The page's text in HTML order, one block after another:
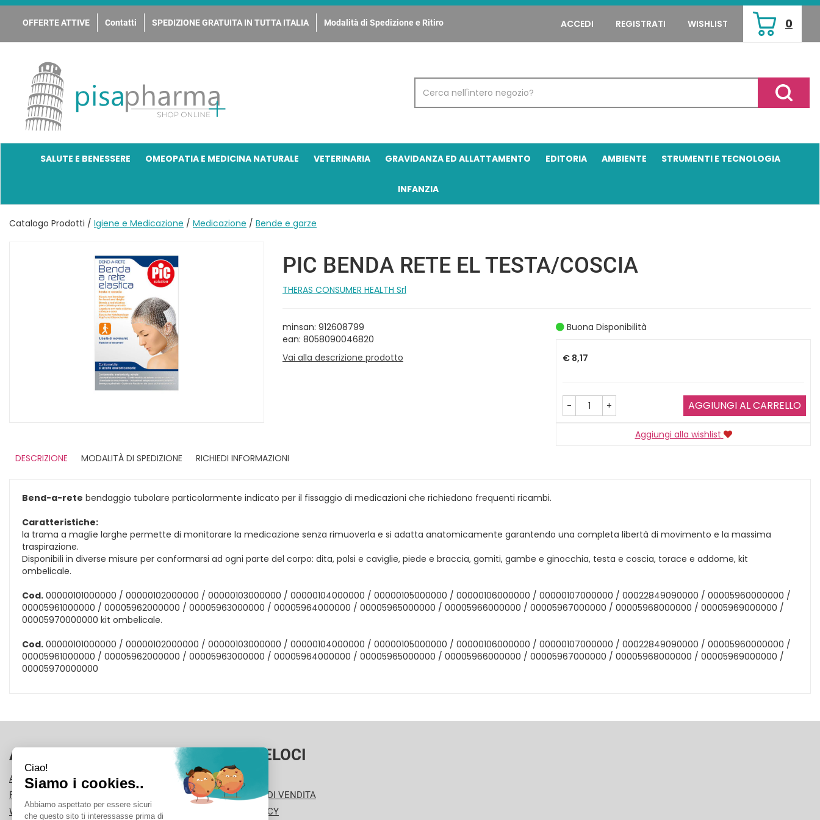
Passa
principale
OFFERTE ATTIVE Contatti SPEDIZIONE GRATUITA IN TUTTA ITALIA Modalità di Spedizione e Ritiro ACCEDI REGISTRATI WISHLIST 0
ARTICOLI
INSERITI
PisaPharma
Prodotto
Cerca
SALUTE E BENESSERE OMEOPATIA E MEDICINA NATURALE VETERINARIA GRAVIDANZA ED ALLATTAMENTO EDITORIA AMBIENTE STRUMENTI E TECNOLOGIA
INFANZIA
Catalogo Prodotti / Igiene e Medicazione / Medicazione / Bende e garze
PIC BENDA RETE EL TESTA/COSCIA
THERAS CONSUMER HEALTH Srl
minsan: 912608799
ean: 8058090046820
Vai alla descrizione prodotto
Buona Disponibilità
€ 8,17
- + AGGIUNGI AL CARRELLO
Aggiungi alla wishlist
DESCRIZIONE
MODALITÀ DI SPEDIZIONE RICHIEDI INFORMAZIONI
Bend-a-rete bendaggio tubolare particolarmente indicato per il fissaggio di medicazioni che richiedono frequenti ricambi.
Caratteristiche:
la trama a maglie larghe permette di monitorare la medicazione senza rimuoverla e si adatta anatomicamente garantendo una completa libertà di movimento e la massima
traspirazione.
Disponibili in diverse misure per conformarsi ad ogni parte del corpo: dita, polsi e caviglie, piede e braccia, gomiti, gambe e ginocchia, testa e coscia, torace e addome, kit
ombelicale.
Cod. 00000101000000 / 00000102000000 / 00000103000000 / 00000104000000 / 00000105000000 / 00000106000000 / 00000107000000 / 00022849090000 / 00005960000000 /
00005961000000 / 00005962000000 / 00005963000000 / 00005964000000 / 00005965000000 / 00005966000000 / 00005967000000 / 00005968000000 / 00005969000000 /
00005970000000 kit ombelicale.
Cod. 00000101000000 / 00000102000000 / 00000103000000 / 00000104000000 / 00000105000000 / 00000106000000 / 00000107000000 / 00022849090000 / 00005960000000 /
00005961000000 / 00005962000000 / 00005963000000 / 00005964000000 / 00005965000000 / 00005966000000 / 00005967000000 / 00005968000000 / 00005969000000 /
00005970000000
AREA UTENTE
ACCEDI
REGISTRATI
WISHLIST
LINK VELOCI
CONTATTI
CONDIZIONI DI VENDITA
COOKIE POLICY